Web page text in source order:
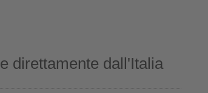
direttamente dall'Italia